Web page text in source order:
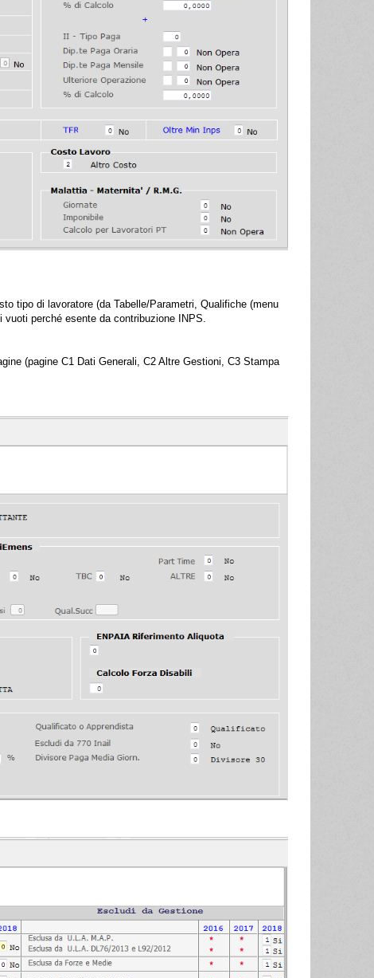
tipo di lavoratore (da Tabelle/Parametri, Qualifiche (menu
perché esente da contribuzione INPS.
(pagine C1 Dati Generali, C2 Altre Gestioni, C3 Stampa